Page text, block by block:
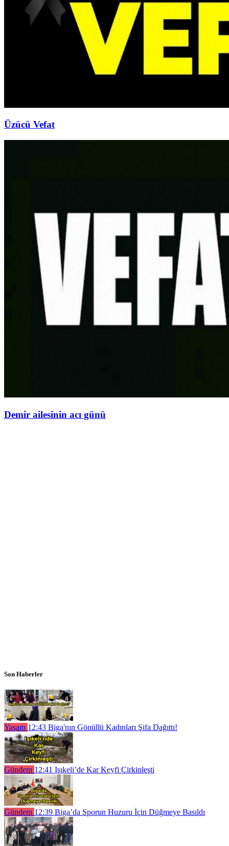
Üzücü Vefat
Demir ailesinin acı günü
Son Haberler
Yaşam 12:43 Biga'nın Gönüllü Kadınları Şifa Dağıttı!
Gündem 12:41 Işıkeli’de Kar Keyfi Çirkinleşti
Gündem 12:39 Biga’da Sporun Huzuru İçin Düğmeye Basıldı